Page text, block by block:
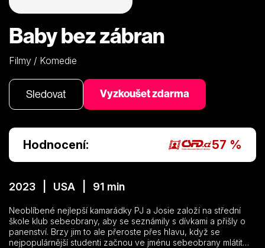
Baby bez zábran
Filmy / Komedie
Sledovat Vyzkoušet zdarma
Hodnocení: 57 %
2023 | USA | 91 min
Neoblíbené nejlepší kamarádky PJ a Josie založí na střední
škole klub sebeobrany, aby se seznámily s dívkami a přišly o
panenství. Brzy jim to ale přeroste přes hlavu, když se
nejpopulárnější studenti začnou ve jménu sebeobrany mlátit